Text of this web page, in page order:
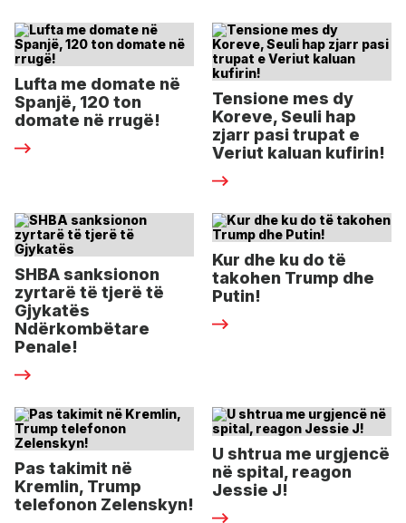
Lufta me domate në
Spanjë, 120 ton
domate në rrugë!
Tensione mes dy
Koreve, Seuli hap
zjarr pasi trupat e
Veriut kaluan kufirin!
SHBA sanksionon
zyrtarë të tjerë të
Gjykatës
Ndërkombëtare
Penale!
Kur dhe ku do të
takohen Trump dhe
Putin!
Pas takimit në
Kremlin, Trump
telefonon Zelenskyn!
U shtrua me urgjencë
në spital, reagon
Jessie J!